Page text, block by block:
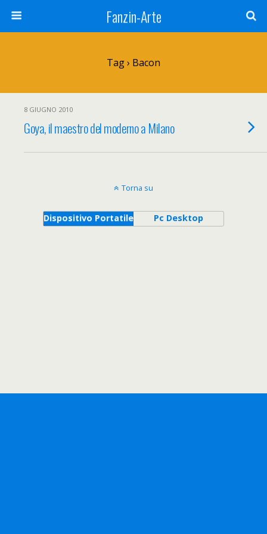
Fanzin-Arte
Tag › Bacon
8 GIUGNO 2010
Goya, il maestro del moderno a Milano
Torna su
Dispositivo Portatile Pc Desktop